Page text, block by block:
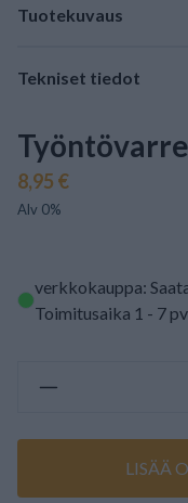
Tuotekuvaus
Tekniset tiedot
8,95 €
Alv 0%
verkkokauppa:
Toimitusaika 1 - 7 pv
LISÄÄ